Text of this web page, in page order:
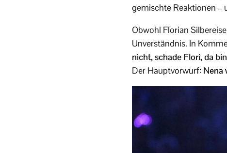
gemischte Reaktionen –
Obwohl Florian
Unverständnis. In
nicht, schade Flori, da
Der Hauptvorwurf: Nena